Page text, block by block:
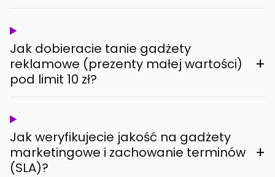
Jak dobieracie tanie gadżety
reklamowe (prezenty małej wartości)
pod limit 10 zł?
+
Jak weryfikujecie jakość na gadżety
marketingowe i zachowanie terminów
(SLA)?
+